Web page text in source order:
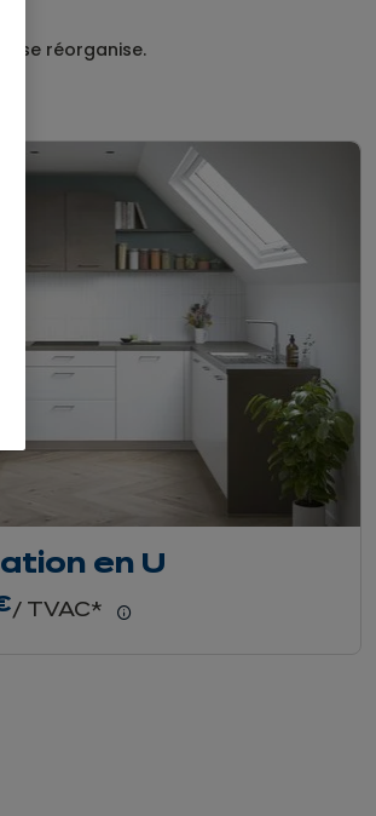
se réorganise.
en U
/ TVAC*
En